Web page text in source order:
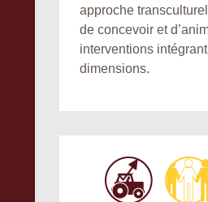
approche
de concevoir et
interventions
dimensions.